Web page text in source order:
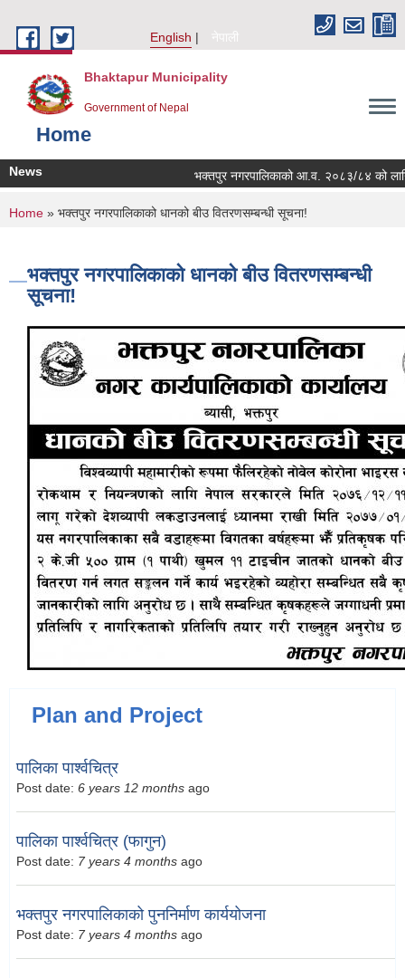
English
नेपाली
Bhaktapur Municipality
Government of Nepal
Home
News भक्तपुर नगरपालिकाको आ.व. २०८३/८४ को लागि
You are here
Home » भक्तपुर नगरपालिकाको धानको बीउ वितरणसम्बन्धी सूचना!
भक्तपुर नगरपालिकाको धानको बीउ वितरणसम्बन्धी
सूचना!
Plan and Project
पालिका पार्श्वचित्र
Post date: 6 years 12 months ago
पालिका पार्श्वचित्र (फागुन)
Post date: 7 years 4 months ago
भक्तपुर नगरपालिकाको पुननिर्माण कार्ययोजना
Post date: 7 years 4 months ago